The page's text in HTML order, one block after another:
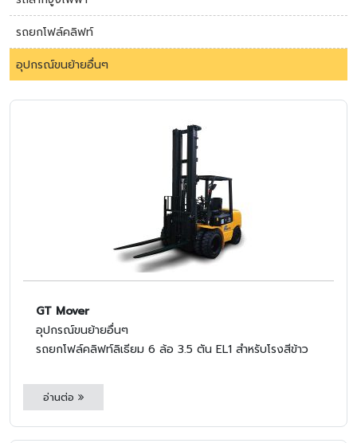
รถยกโฟล์คลิฟท์
อุปกรณ์ขนย้ายอื่นๆ
GT Mover
อุปกรณ์ขนย้ายอื่นๆ
รถยกโฟล์คลิฟท์ลิเธียม 6 ล้อ 3.5 ตัน EL1 สำหรับโรงสีข้าว
อ่านต่อ